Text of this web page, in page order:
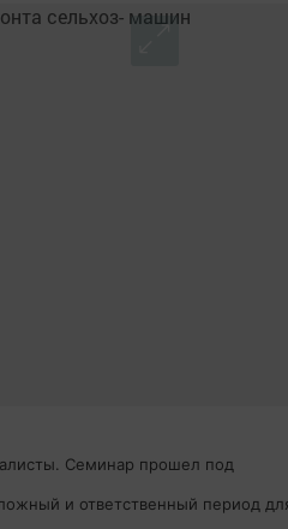
Семинар прошел под
и ответственный период